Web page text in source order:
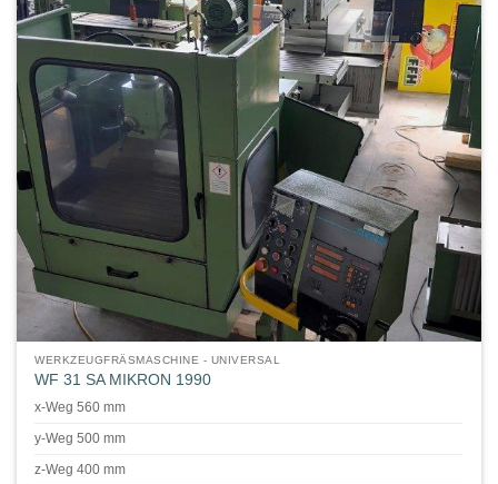
WERKZEUGFRÄSMASCHINE - UNIVERSAL
WF 31 SA MIKRON 1990
x-Weg 560 mm
y-Weg 500 mm
z-Weg 400 mm